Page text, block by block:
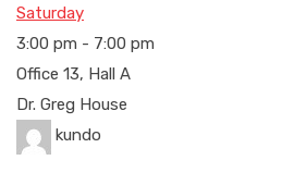
Saturday
3:00 pm - 7:00 pm
Office 13, Hall A
Dr. Greg House
kundo